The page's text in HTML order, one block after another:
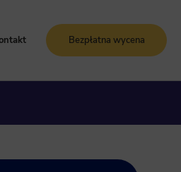
Bezpłatna wycena